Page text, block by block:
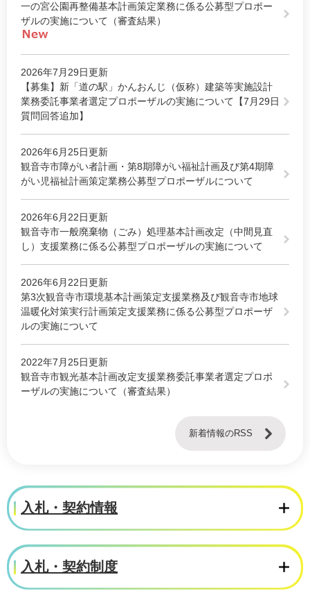
一の宮公園再整備基本計画策定業務に係る公募型プロポー
ザルの実施について（審査結果）
2026年7月29日更新
【募集】新「道の駅」かんおんじ（仮称）建築等実施設計
業務委託事業者選定プロポーザルの実施について【7月29日
質問回答追加】
2026年6月25日更新
観音寺市障がい者計画・第8期障がい福祉計画及び第4期障
がい児福祉計画策定業務公募型プロポーザルについて
2026年6月22日更新
観音寺市一般廃棄物（ごみ）処理基本計画改定（中間見直
し）支援業務に係る公募型プロポーザルの実施について
2026年6月22日更新
第3次観音寺市環境基本計画策定支援業務及び観音寺市地球
温暖化対策実行計画策定支援業務に係る公募型プロポーザ
ルの実施について
2022年7月25日更新
観音寺市観光基本計画改定支援業務委託事業者選定プロポ
ーザルの実施について（審査結果）
新着情報のRSS
入札・契約情報
入札・契約制度